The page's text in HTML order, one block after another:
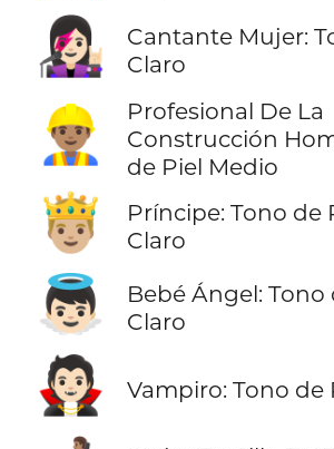
👩🏻‍🎤
Cantante Mujer:
Claro
👷🏽‍♂️
Profesional De La
Construcción
de Piel Medio
🤴🏼
Príncipe: Tono de
Claro
👼🏻
Bebé Ángel: Tono
Claro
🧛🏻 Vampiro: Tono de